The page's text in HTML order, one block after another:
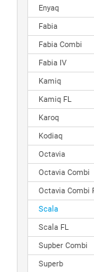
Enyaq
Fabia
Fabia Combi
Fabia IV
Kamiq
Kamiq FL
Karoq
Kodiaq
Octavia
Octavia Combi
Octavia Combi
Scala
Scala FL
Supber Combi
Superb